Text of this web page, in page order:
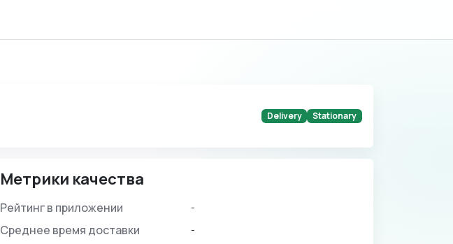
Delivery Stationary
Метрики качества
Рейтинг в приложении -
Среднее время доставки -